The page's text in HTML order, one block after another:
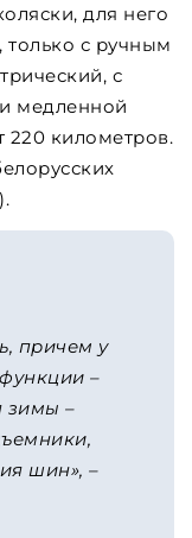
для него
с ручным
с
медленной
220 километров.
причем у
–
зимы –
шин», –